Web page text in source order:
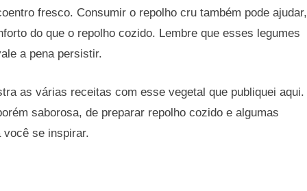
fresco. Consumir o repolho cru também pode ajudar,
do que o repolho cozido. Lembre que esses legumes
a pena persistir.
as várias receitas com esse vegetal que publiquei aqui.
saborosa, de preparar repolho cozido e algumas
você se inspirar.